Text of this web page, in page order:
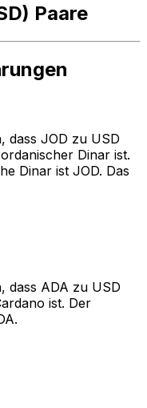
Paare
dass JOD zu USD
Dinar ist.
Dinar ist JOD. Das
dass ADA zu USD
ist. Der